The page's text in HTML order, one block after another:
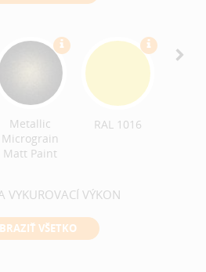
Metallic
Micrograin
Matt Paint
RAL 1016
VYKUROVACÍ VÝKON
VŠETKO